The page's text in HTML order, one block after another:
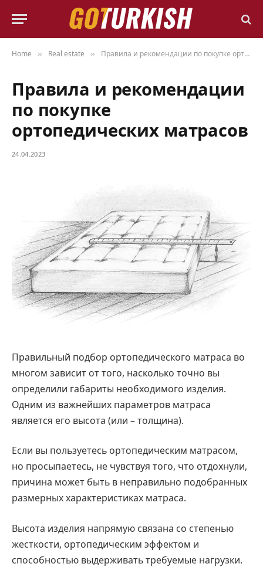
Home » Real estate » Правила и рекомендации по покупке ортопедических матрасов
Правила и рекомендации
по покупке
ортопедических матрасов
24.04.2023
Правильный подбор ортопедического матраса во
многом зависит от того, насколько точно вы
определили габариты необходимого изделия.
Одним из важнейших параметров матраса
является его высота (или – толщина).
Если вы пользуетесь ортопедическим матрасом,
но просыпаетесь, не чувствуя того, что отдохнули,
причина может быть в неправильно подобранных
размерных характеристиках матраса.
Высота изделия напрямую связана со степенью
жесткости, ортопедическим эффектом и
способностью выдерживать требуемые нагрузки.